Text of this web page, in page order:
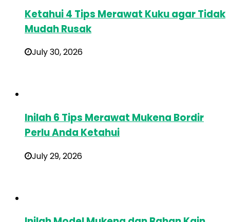
Ketahui 4 Tips Merawat Kuku agar Tidak
Mudah Rusak
July 30, 2026
Inilah 6 Tips Merawat Mukena Bordir
Perlu Anda Ketahui
July 29, 2026